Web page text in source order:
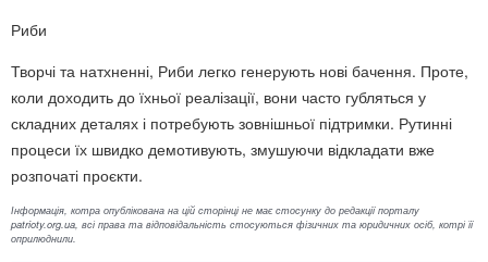
Риби
Творчі та натхненні, Риби легко генерують нові бачення. Проте,
коли доходить до їхньої реалізації, вони часто губляться у
складних деталях і потребують зовнішньої підтримки. Рутинні
процеси їх швидко демотивують, змушуючи відкладати вже
розпочаті проєкти.
Інформація, котра опублікована на цій сторінці не має стосунку до редакції порталу
patrioty.org.ua, всі права та відповідальність стосуються фізичних та юридичних осіб, котрі її
оприлюднили.